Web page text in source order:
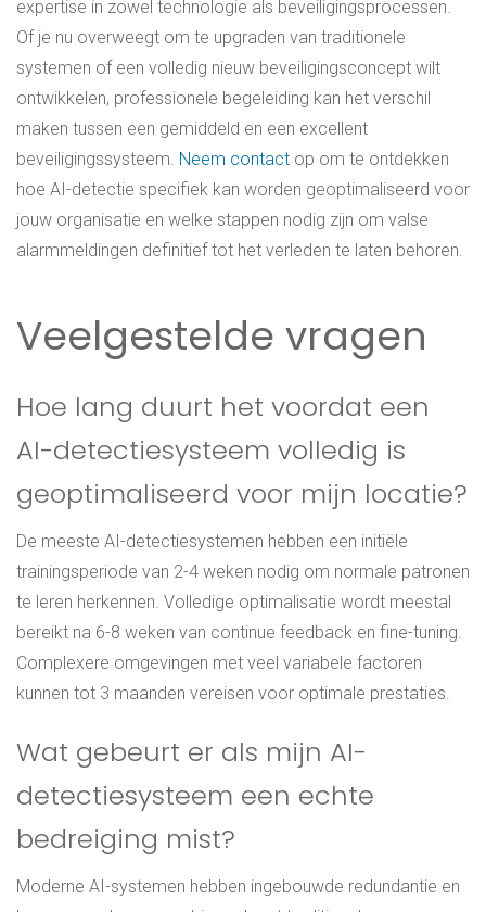
expertise in zowel technologie als beveiligingsprocessen.
Of je nu overweegt om te upgraden van traditionele
systemen of een volledig nieuw beveiligingsconcept wilt
ontwikkelen, professionele begeleiding kan het verschil
maken tussen een gemiddeld en een excellent
beveiligingssysteem. Neem contact op om te ontdekken
hoe AI-detectie specifiek kan worden geoptimaliseerd voor
jouw organisatie en welke stappen nodig zijn om valse
alarmmeldingen definitief tot het verleden te laten behoren.
Veelgestelde vragen
Hoe lang duurt het voordat een
AI-detectiesysteem volledig is
geoptimaliseerd voor mijn locatie?
De meeste AI-detectiesystemen hebben een initiële
trainingsperiode van 2-4 weken nodig om normale patronen
te leren herkennen. Volledige optimalisatie wordt meestal
bereikt na 6-8 weken van continue feedback en fine-tuning.
Complexere omgevingen met veel variabele factoren
kunnen tot 3 maanden vereisen voor optimale prestaties.
Wat gebeurt er als mijn AI-
detectiesysteem een echte
bedreiging mist?
Moderne AI-systemen hebben ingebouwde redundantie en